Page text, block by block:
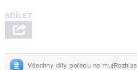
Všechny díly pořadu na mujRozhlas